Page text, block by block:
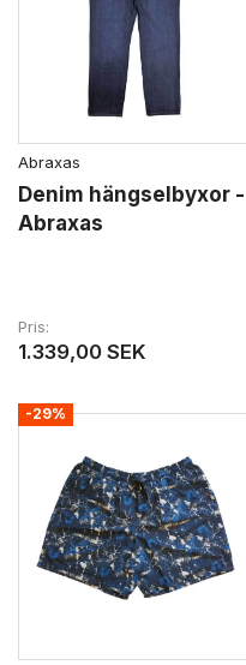
Abraxas
Denim hängselbyxor -
Abraxas
Pris
1.339,00 SEK
-29%